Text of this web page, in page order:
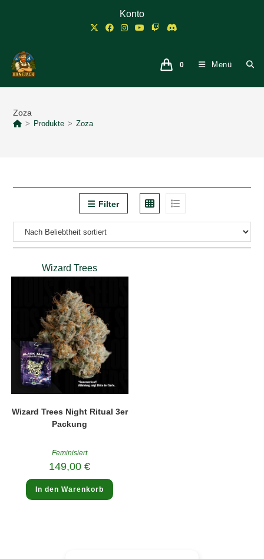
Konto
0 Menü
Zoza
> Produkte > Zoza
Filter
Wizard Trees
Wizard Trees Night Ritual 3er
Packung
Feminisiert
149,00€
In den Warenkorb